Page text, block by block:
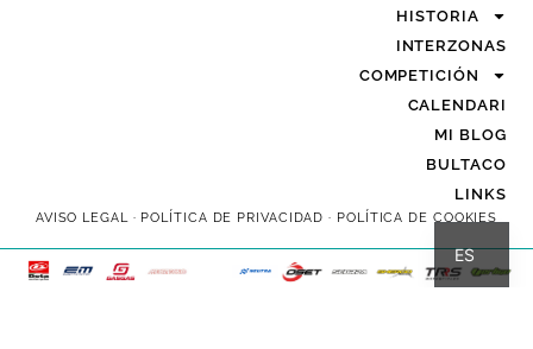
HISTORIA
INTERZONAS
COMPETICIÓN
CALENDARI
MI BLOG
BULTACO
LINKS
AVISO LEGAL· POLÍTICA DE PRIVACIDAD · POLÍTICA DE COOKIES
ES
CA